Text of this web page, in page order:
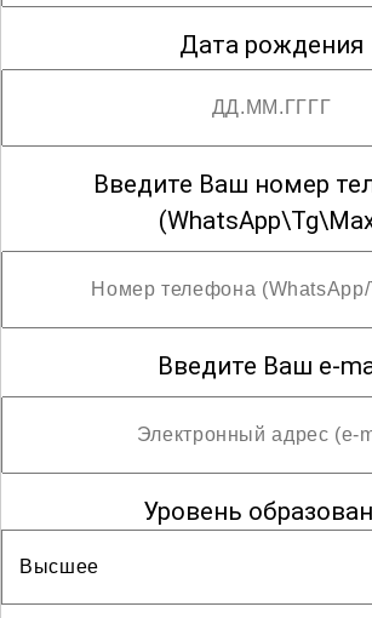
Дата рождения
Введите Ваш номер
Введите Ваш e-
Уровень